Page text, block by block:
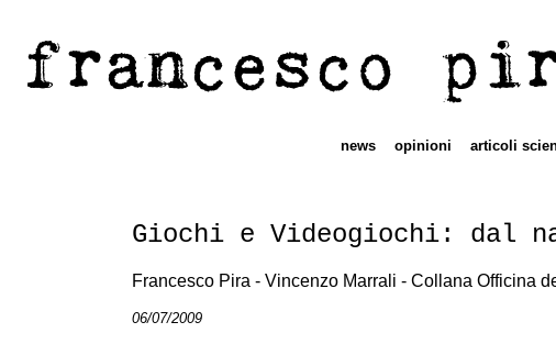
francesco
news opinioni articoli
Giochi e Videogiochi: dal
Francesco Pira - Vincenzo Marrali - Collana Officina
06/07/2009